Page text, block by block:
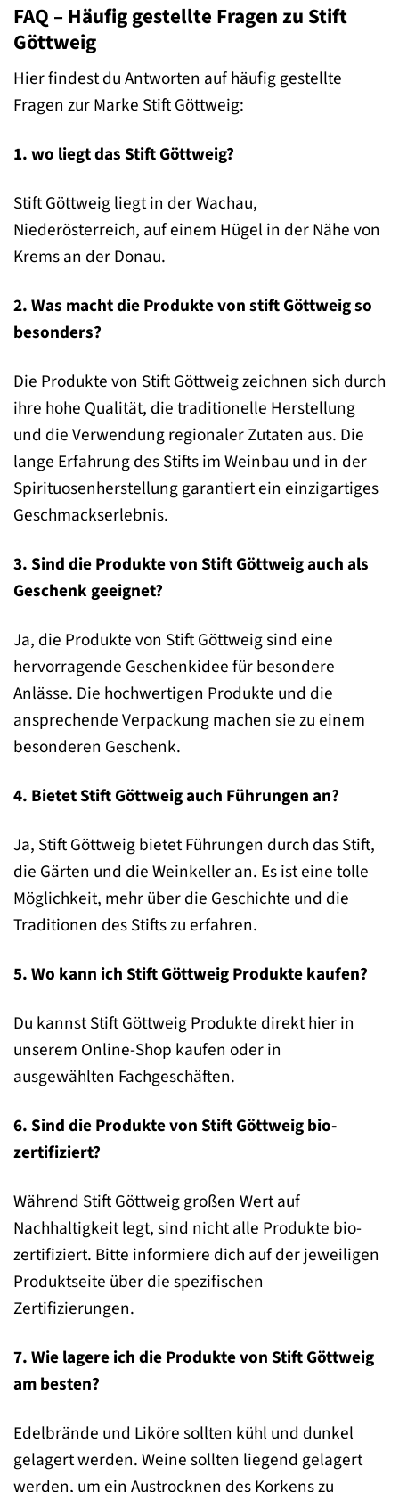
FAQ – Häufig gestellte Fragen zu Stift
Göttweig
Hier findest du Antworten auf häufig gestellte
Fragen zur Marke Stift Göttweig:
1. wo liegt das Stift Göttweig?
Stift Göttweig liegt in der Wachau,
Niederösterreich, auf einem Hügel in der Nähe von
Krems an der Donau.
2. Was macht die Produkte von stift Göttweig so
besonders?
Die Produkte von Stift Göttweig zeichnen sich durch
ihre hohe Qualität, die traditionelle Herstellung
und die Verwendung regionaler Zutaten aus. Die
lange Erfahrung des Stifts im Weinbau und in der
Spirituosenherstellung garantiert ein einzigartiges
Geschmackserlebnis.
3. Sind die Produkte von Stift Göttweig auch als
Geschenk geeignet?
Ja, die Produkte von Stift Göttweig sind eine
hervorragende Geschenkidee für besondere
Anlässe. Die hochwertigen Produkte und die
ansprechende Verpackung machen sie zu einem
besonderen Geschenk.
4. Bietet Stift Göttweig auch Führungen an?
Ja, Stift Göttweig bietet Führungen durch das Stift,
die Gärten und die Weinkeller an. Es ist eine tolle
Möglichkeit, mehr über die Geschichte und die
Traditionen des Stifts zu erfahren.
5. Wo kann ich Stift Göttweig Produkte kaufen?
Du kannst Stift Göttweig Produkte direkt hier in
unserem Online-Shop kaufen oder in
ausgewählten Fachgeschäften.
6. Sind die Produkte von Stift Göttweig bio-
zertifiziert?
Während Stift Göttweig großen Wert auf
Nachhaltigkeit legt, sind nicht alle Produkte bio-
zertifiziert. Bitte informiere dich auf der jeweiligen
Produktseite über die spezifischen
Zertifizierungen.
7. Wie lagere ich die Produkte von Stift Göttweig
am besten?
Edelbrände und Liköre sollten kühl und dunkel
gelagert werden. Weine sollten liegend gelagert
werden, um ein Austrocknen des Korkens zu